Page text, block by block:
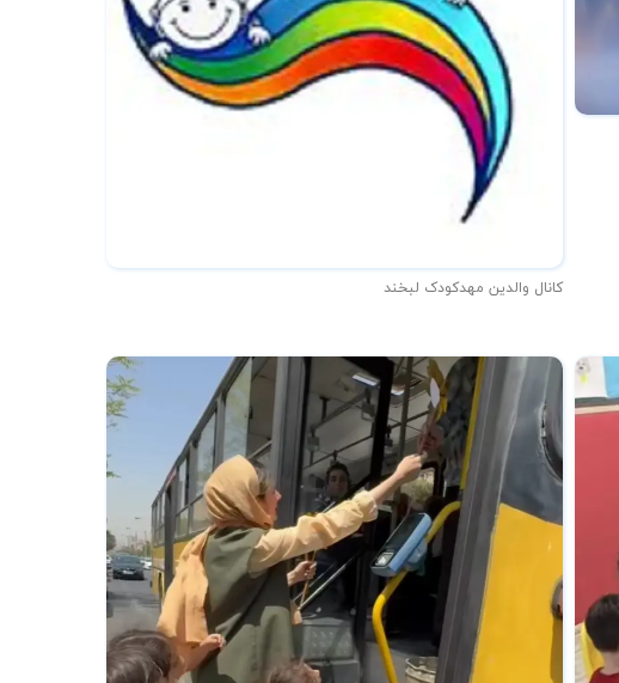
کانال والدین مهدکودک لبخند